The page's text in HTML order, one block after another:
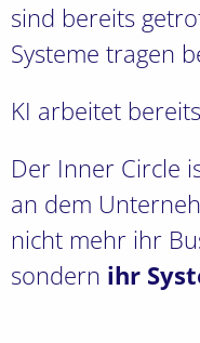
sind bereits
Systeme tragen
KI arbeitet
Der Inner Circle
an dem
nicht mehr ihr
sondern ihr